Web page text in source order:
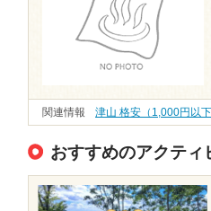
関連情報 津山 格安（1,000円以下
おすすめのアクティ